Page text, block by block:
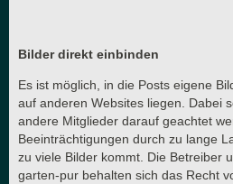
Bilder direkt einbinden
Es ist möglich, in die Posts eigene
auf anderen Websites liegen. Dabei
andere Mitglieder darauf geachtet
Beeinträchtigungen durch zu lange
zu viele Bilder kommt. Die Betreiber
garten-pur behalten sich das Recht